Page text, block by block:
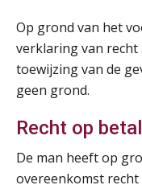
Op grond van het
verklaring van
toewijzing van de
geen grond.
Recht op
De man heeft op
overeenkomst